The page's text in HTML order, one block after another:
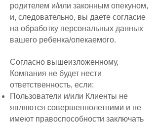
родителем и/или законным опекуном,
и, следовательно, вы даете согласие
на обработку персональных данных
вашего ребенка/опекаемого.
Согласно вышеизложенному,
Компания не будет нести
ответственность, если:
Пользователи и/или Клиенты не
являются совершеннолетними и не
имеют правоспособности заключать